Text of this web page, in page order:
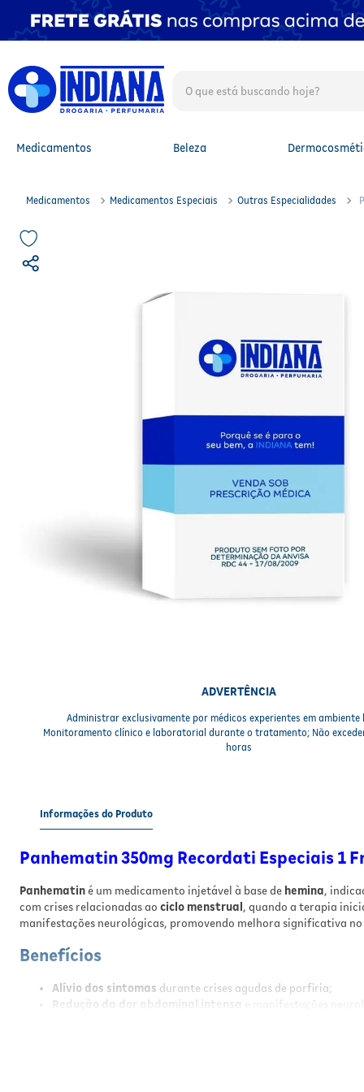
Medicamentos Beleza
Medicamentos Medicamentos Especiais Outras Especialidades
ADVERTÊNCIA
Administrar exclusivamente por médicos experientes em
Monitoramento clínico e laboratorial durante o tratamento; Não
horas
Informações do Produto
Panhematin 350mg Recordati Especiais 1
Panhematiné um medicamento injetável à base de hemina,
com crises relacionadas ao ciclo menstrual , quando a terapia
manifestações neurológicas, promovendo melhora significativa
Benefícios
Alívio dos sintomas durante crises agudas de porfiria;
Redução da dor abdominal intensa
e manifestações
TERMOS MAIS BUSCADOS
1º
fralda
fralda xg
fralda g